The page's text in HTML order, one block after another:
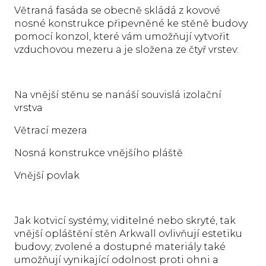
Větraná fasáda se obecně skládá z kovové
nosné konstrukce připevněné ke stěně budovy
pomocí konzol, které vám umožňují vytvořit
vzduchovou mezeru a je složena ze čtyř vrstev:
Na vnější stěnu se nanáší souvislá izolační
vrstva
Větrací mezera
Nosná konstrukce vnějšího pláště
Vnější povlak
Jak kotvicí systémy, viditelné nebo skryté, tak
vnější opláštění stěn Arkwall ovlivňují estetiku
budovy; zvolené a dostupné materiály také
umožňují vynikající odolnost proti ohni a